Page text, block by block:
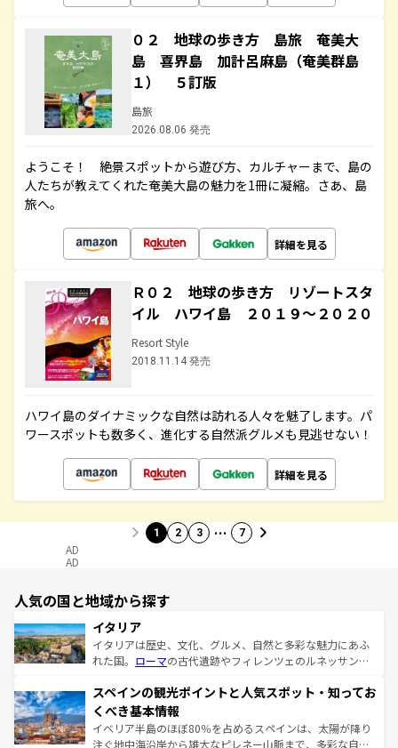
０２ 地球の歩き方 島旅 奄美大
島 喜界島 加計呂麻島（奄美群島
１） ５訂版
島旅
2026.08.06 発売
ようこそ！ 絶景スポットから遊び方、カルチャーまで、島の
人たちが教えてくれた奄美大島の魅力を1冊に凝縮。さあ、島
旅へ。
詳細を見る
Ｒ０２ 地球の歩き方 リゾートスタ
イル ハワイ島 ２０１９～２０２０
Resort Style
2018.11.14 発売
ハワイ島のダイナミックな自然は訪れる人々を魅了します。パ
ワースポットも数多く、進化する自然派グルメも見逃せない！
詳細を見る
1 2 3 … 7
AD
AD
人気の国と地域から探す
イタリア
イタリアは歴史、文化、グルメ、自然と多彩な魅力にあふ
れた国。 ローマの古代遺跡やフィレンツェのルネッサンス
ろん、トスカーナの美しい田園風景やアマルフィ海岸の絶
景など、自然景観も見逃せない。観光の合間には、本場の
ピザやパスタなど、絶品のイタリア料理を堪能することも
できる。朝目覚めてから夜眠るまで、すべての瞬間を楽し
スペインの観光ポイントと人気スポット・知ってお
くべき基本情報
イベリア半島のほぼ80％を占めるスペインは、太陽が降り
注ぐ地中海沿岸から雄大なピレネー山脈まで、多彩な自然